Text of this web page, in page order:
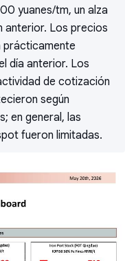
yuanes/tm, un alza
anterior. Los precios
prácticamente
día anterior. Los
de cotización
según
en general, las
fueron limitadas.